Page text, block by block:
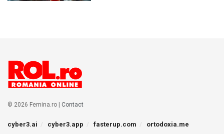
© 2026 Femina.ro | Contact
cyber3.ai cyber3.app fasterup.com ortodoxia.me